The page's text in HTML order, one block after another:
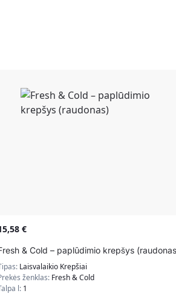
€
& Cold – paplūdimio krepšys
Laisvalaikio Krepšiai
ženklas: Fresh & Cold
l: 1